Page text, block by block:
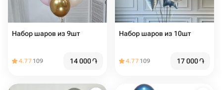
Набор шаров из 9шт
4.77 109 14 000֏
Набор шаров из 10шт
4.77 109 17 000֏